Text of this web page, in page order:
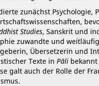
zunächst Psychologie,
Studies, Sanskrit und
zuwandte und
Übersetzerin und
Texte in Pāli
galt auch der Rolle der